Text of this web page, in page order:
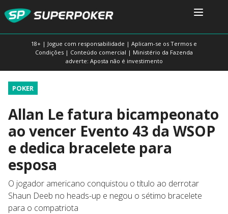
18+ | Jogue com responsabilidade | Aplicam-se os Termos e
Condições | Conteúdo comercial | Ministério da Fazenda
adverte: Aposta não é investimento
POKER
Allan Le fatura bicampeonato
ao vencer Evento 43 da WSOP
e dedica bracelete para
esposa
O jogador americano conquistou o título ao derrotar
Shaun Deeb no heads-up e negou o sétimo bracelete
para o compatriota